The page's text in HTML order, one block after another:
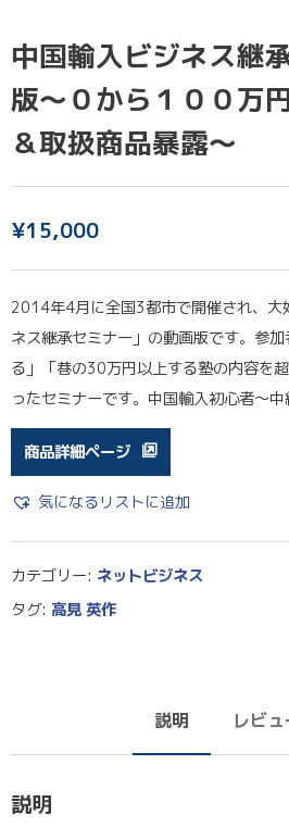
中国輸入ビジネス継
版〜０から１００万
＆取扱商品暴露〜
¥15,000
2014年4月に全国3都市で開催され、大
ネス継承セミナー」の動画版です。参
る」「巷の30万円以上する塾の内容を
ったセミナーです。中国輸入初心者〜
商品詳細ページ
気になるリストに追加
カテゴリー: ネットビジネス
タグ: 高見 英作
説明 レビ
説明